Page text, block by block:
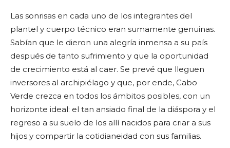
Las sonrisas en cada uno de los integrantes del
plantel y cuerpo técnico eran sumamente genuinas.
Sabían que le dieron una alegría inmensa a su país
después de tanto sufrimiento y que la oportunidad
de crecimiento está al caer. Se prevé que lleguen
inversores al archipiélago y que, por ende, Cabo
Verde crezca en todos los ámbitos posibles, con un
horizonte ideal: el tan ansiado final de la diáspora y el
regreso a su suelo de los allí nacidos para criar a sus
hijos y compartir la cotidianeidad con sus familias.